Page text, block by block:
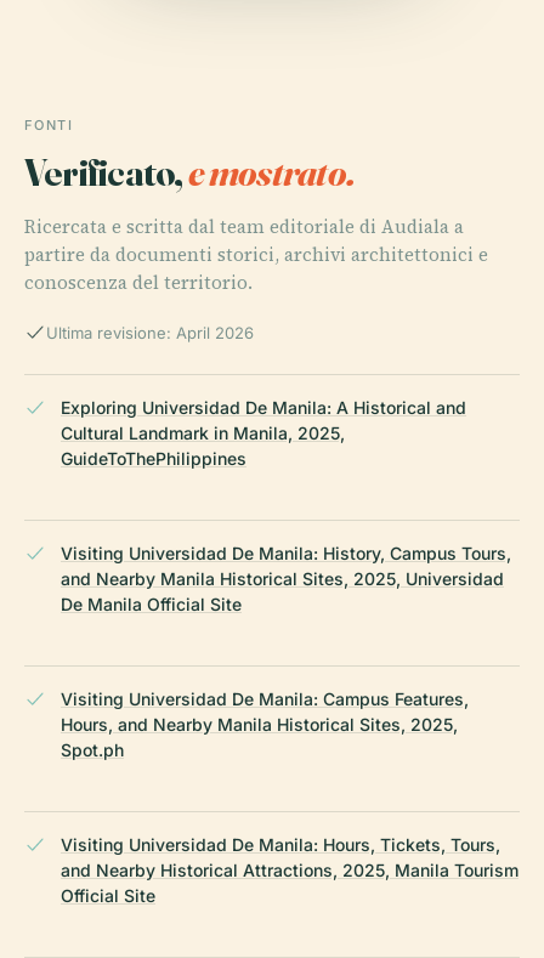
FONTI
Verificato,e mostrato.
Ricercata e scritta dal team editoriale di Audiala a
partire da documenti storici, archivi architettonici e
conoscenza del territorio.
Ultima revisione: April 2026
Exploring Universidad De Manila: A Historical and
Cultural Landmark in Manila, 2025,
GuideToThePhilippines
Visiting Universidad De Manila: History, Campus Tours,
and Nearby Manila Historical Sites, 2025, Universidad
De Manila Official Site
Visiting Universidad De Manila: Campus Features,
Hours, and Nearby Manila Historical Sites, 2025,
Spot.ph
Visiting Universidad De Manila: Hours, Tickets, Tours,
and Nearby Historical Attractions, 2025, Manila Tourism
Official Site